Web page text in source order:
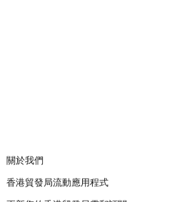
關於我們
香港貿發局流動應用程式